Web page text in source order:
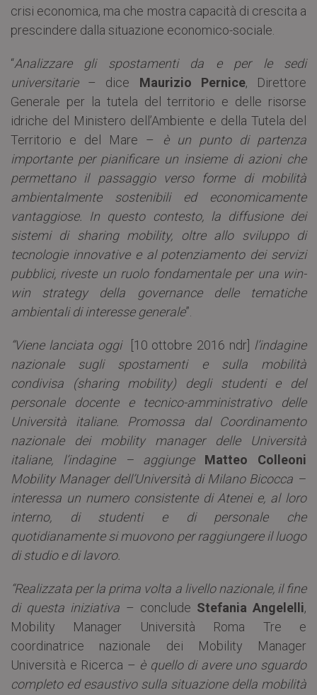
crisi economica, ma che mostra capacità di crescita a
prescindere dalla situazione economico-sociale.
“Analizzare gli spostamenti da e per le sedi
universitarie– dice Maurizio Pernice, Direttore
Generale per la tutela del territorio e delle risorse
idriche del Ministero dell’Ambiente e della Tutela del
Territorio e del Mare –
è un punto di partenza
importante per pianificare un insieme di azioni che
permettano il passaggio verso forme di mobilità
ambientalmente sostenibili ed economicamente
vantaggiose. In questo contesto, la diffusione dei
sistemi di sharing mobility, oltre allo sviluppo di
tecnologie innovative e al potenziamento dei servizi
pubblici, riveste un ruolo fondamentale per una win-
win strategy della governance delle tematiche
ambientali di interesse generale”.
“Viene lanciata oggi [10 ottobre 2016 ndr] l’indagine
nazionale sugli spostamenti e sulla mobilità
condivisa (sharing mobility) degli studenti e del
personale docente e tecnico-amministrativo delle
Università italiane. Promossa dal Coordinamento
nazionale dei mobility manager delle Università
italiane, l’indagine – aggiunge Matteo Colleoni
Mobility Manager dell’Università di Milano Bicocca –
interessa un numero consistente di Atenei e, al loro
interno, di studenti e di personale che
quotidianamente si muovono per raggiungere il luogo
di studio e di lavoro.
“Realizzata per la prima volta a livello nazionale, il fine
di questa iniziativa – conclude Stefania Angelelli,
Mobility Manager Università Roma Tre e
coordinatrice nazionale dei Mobility Manager
Università e Ricerca – è quello di avere uno sguardo
completo ed esaustivo sulla situazione della mobilità